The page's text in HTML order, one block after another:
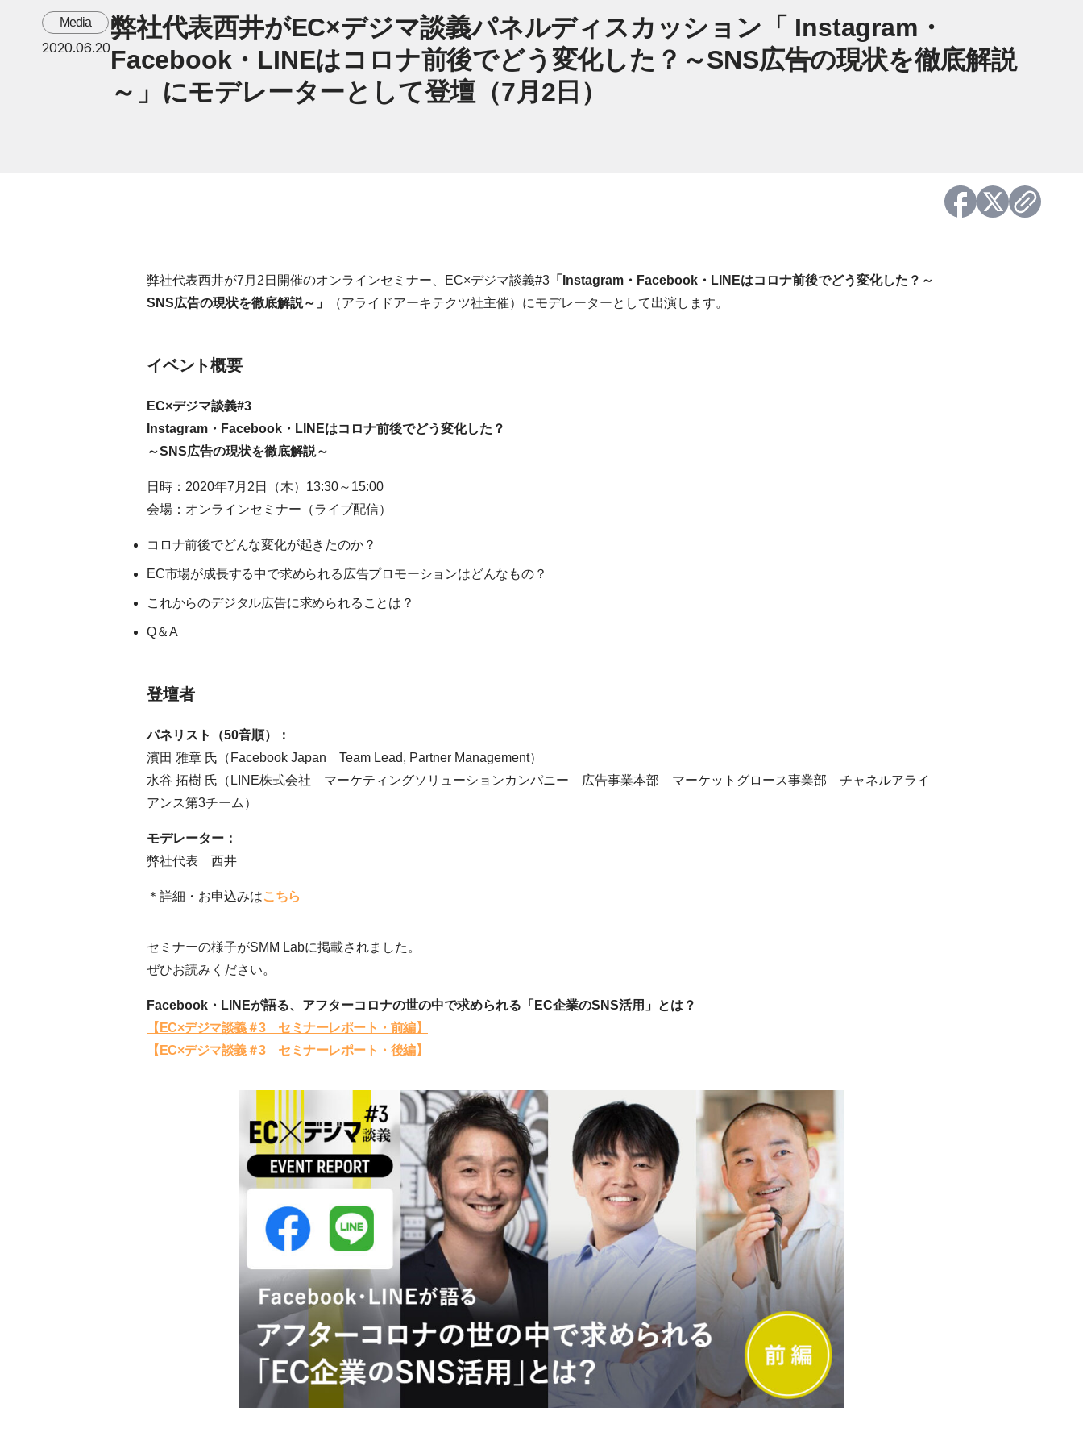
Media
2020.06.20
弊社代表西井がEC×デジマ談義パネルディスカッション「 Instagram・
Facebook・LINEはコロナ前後でどう変化した？～SNS広告の現状を徹底解説
～」にモデレーターとして登壇（7月2日）
弊社代表西井が7月2日開催のオンラインセミナー、EC×デジマ談義#3 「Instagram・Facebook・LINEはコロナ前後でどう変化した？～
SNS広告の現状を徹底解説～」
（アライドアーキテクツ社主催）にモデレーターとして出演します。
イベント概要
EC×デジマ談義#3
Instagram・Facebook・LINEはコロナ前後でどう変化した？
～SNS広告の現状を徹底解説～
日時：2020年7月2日（木）13:30～15:00
会場：オンラインセミナー（ライブ配信）
コロナ前後でどんな変化が起きたのか？
EC市場が成長する中で求められる広告プロモーションはどんなもの？
これからのデジタル広告に求められることは？
Q＆A
登壇者
パネリスト（50音順）：
濱田 雅章 氏（Facebook Japan Team Lead, Partner Management）
水谷 拓樹 氏（LINE株式会社 マーケティングソリューションカンパニー 広告事業本部 マーケットグロース事業部 チャネルアライ
アンス第3チーム）
モデレーター：
弊社代表 西井
＊詳細・お申込みはこちら
セミナーの様子がSMM Labに掲載されました。
ぜひお読みください。
Facebook・LINEが語る、アフターコロナの世の中で求められる「EC企業のSNS活用」とは？
【EC×デジマ談義＃3 セミナーレポート・前編】
【EC×デジマ談義＃3 セミナーレポート・後編】